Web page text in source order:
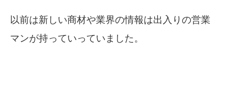
以前は新しい商材や業界の情報は出入りの営業
マンが持っていっていました。